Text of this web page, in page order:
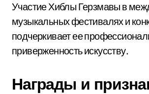
Участие Хиблы Герзмавы в
музыкальных фестивалях и
подчеркивает ее
приверженность искусству.
Награды и